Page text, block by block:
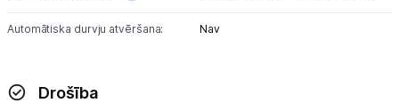
Automātiska durvju atvēršana: Nav
Drošība